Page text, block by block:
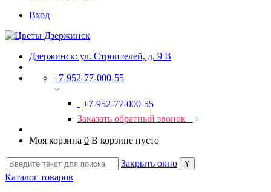
Вход
Дзержинск: ул. Строителей, д. 9 В
+7-952-77-000-55
+7-952-77-000-55
Заказать обратный звонок
Моя корзина 0 В корзине пусто
Закрыть окно
Каталог товаров